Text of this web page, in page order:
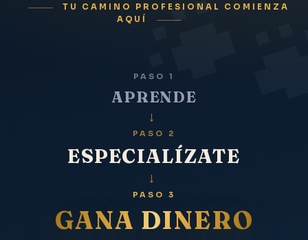
TU CAMINO PROFESIONAL COMIENZA
AQUÍ
PASO 1
APRENDE
→
PASO 2
ESPECIALÍZATE
→
PASO 3
GANA DINERO